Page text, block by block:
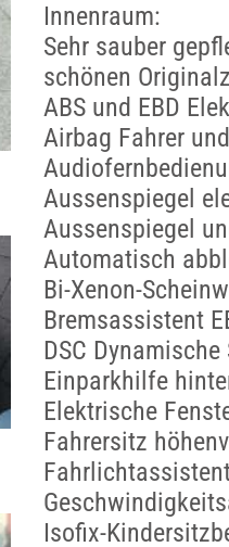
Innenraum:
Sehr sauber
schönen
ABS und EBD
Airbag Fahrer
Aussenspiegel
Aussenspiegel
Automatisch
Bi-Xenon-
Bremsassistent
DSC
Einparkhilfe
Elektrische
Fahrersitz
Isofix-